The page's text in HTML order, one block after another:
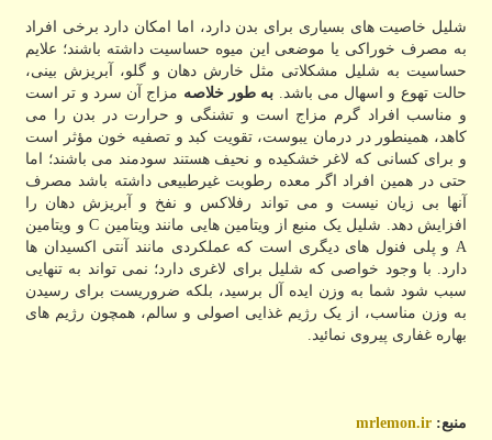
شلیل خاصیت های بسیاری برای بدن دارد، اما امکان دارد برخی افراد
به مصرف خوراکی یا موضعی این میوه حساسیت داشته باشند؛ علایم
حساسیت به شلیل مشکلاتی مثل خارش دهان و گلو، آبریزش بینی،
حالت تهوع و اسهال می باشد. به طور خلاصه مزاج آن سرد و تر است
و مناسب افراد گرم مزاج است و تشنگی و حرارت در بدن را می
کاهد، همینطور در درمان یبوست، تقویت کبد و تصفیه خون مؤثر است
و برای کسانی که لاغر خشکیده و نحیف هستند سودمند می باشند؛ اما
حتی در همین افراد اگر معده رطوبت غیرطبیعی داشته باشد مصرف
آنها بی زیان نیست و می تواند رفلاکس و نفخ و آبریزش دهان را
افزایش دهد. شلیل یک منبع از ویتامین هایی مانند ویتامین C و ویتامین
A و پلی فنول های دیگری است که عملکردی مانند آنتی اکسیدان ها
دارد. با وجود خواصی که شلیل برای لاغری دارد؛ نمی تواند به تنهایی
سبب شود شما به وزن ایده آل برسید، بلکه ضروریست برای رسیدن
به وزن مناسب، از یک رژیم غذایی اصولی و سالم، همچون رژیم های
بهاره غفاری پیروی نمائید.
منبع: mrlemon.ir